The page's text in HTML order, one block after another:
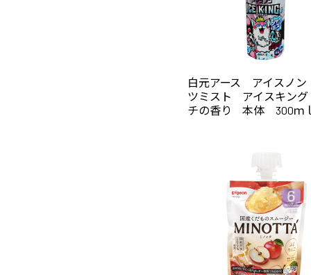
白元アース アイスノ
ツミスト アイスキン
チの香り 本体 300ｍ